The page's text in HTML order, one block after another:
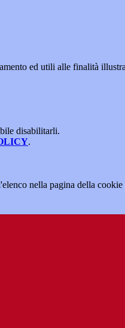
ed utili alle finalità
disabilitarli.
.
nella pagina della